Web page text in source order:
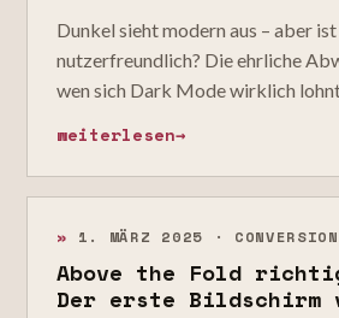
Dunkel sieht modern aus – aber ist
nutzerfreundlich? Die ehrliche
wen sich Dark Mode wirklich
weiterlesen→
» 1. MÄRZ 2025 · CONVERSION
Above the Fold
Der erste Bildschirm